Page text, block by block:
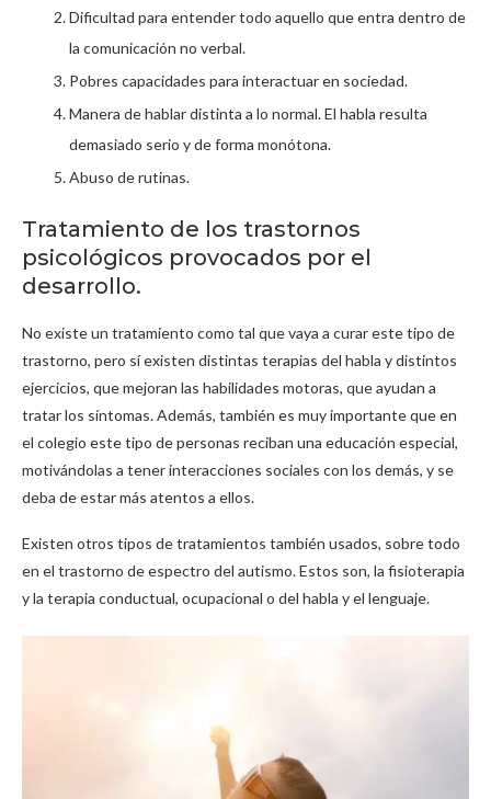
Dificultad para entender todo aquello que entra dentro de
la comunicación no verbal.
Pobres capacidades para interactuar en sociedad.
Manera de hablar distinta a lo normal. El habla resulta
demasiado serio y de forma monótona.
Abuso de rutinas.
Tratamiento de los trastornos
psicológicos provocados por el
desarrollo.
No existe un tratamiento como tal que vaya a curar este tipo de
trastorno, pero sí existen distintas terapias del habla y distintos
ejercicios, que mejoran las habilidades motoras, que ayudan a
tratar los síntomas. Además, también es muy importante que en
el colegio este tipo de personas reciban una educación especial,
motivándolas a tener interacciones sociales con los demás, y se
deba de estar más atentos a ellos.
Existen otros tipos de tratamientos también usados, sobre todo
en el trastorno de espectro del autismo. Estos son, la fisioterapia
y la terapia conductual, ocupacional o del habla y el lenguaje.